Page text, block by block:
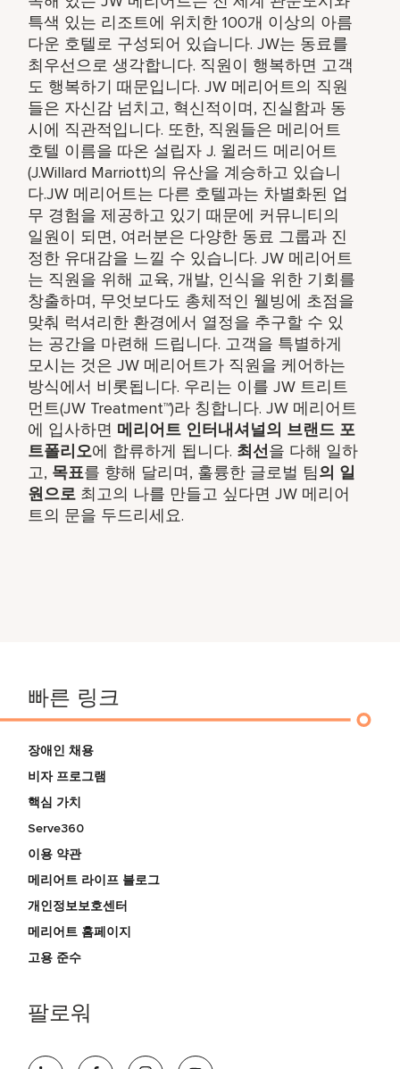
특색 있는 리조트에 위치한 100개 이상의 아름
다운 호텔로 구성되어 있습니다. JW는 동료를
최우선으로 생각합니다. 직원이 행복하면 고객
도 행복하기 때문입니다. JW 메리어트의 직원
들은 자신감 넘치고, 혁신적이며, 진실함과 동
시에 직관적입니다. 또한, 직원들은 메리어트
호텔 이름을 따온 설립자 J. 윌러드 메리어트
(J.Willard Marriott)의 유산을 계승하고 있습니
다.JW 메리어트는 다른 호텔과는 차별화된 업
무 경험을 제공하고 있기 때문에 커뮤니티의
일원이 되면, 여러분은 다양한 동료 그룹과 진
정한 유대감을 느낄 수 있습니다. JW 메리어트
는 직원을 위해 교육, 개발, 인식을 위한 기회를
창출하며, 무엇보다도 총체적인 웰빙에 초점을
맞춰 럭셔리한 환경에서 열정을 추구할 수 있
는 공간을 마련해 드립니다. 고객을 특별하게
모시는 것은 JW 메리어트가 직원을 케어하는
방식에서 비롯됩니다. 우리는 이를 JW 트리트
먼트(JW Treatment™)라 칭합니다. JW 메리어트
에 입사하면 메리어트 인터내셔널의 브랜드 포
트폴리오에 합류하게 됩니다. 최선을 다해 일하
고, 목표를 향해 달리며, 훌륭한 글로벌 팀의 일
원으로 최고의 나를 만들고 싶다면 JW 메리어
트의 문을 두드리세요.
빠른 링크
장애인 채용
비자 프로그램
핵심 가치
Serve360
이용 약관
메리어트 라이프 블로그
개인정보보호센터
메리어트 홈페이지
고용 준수
팔로워